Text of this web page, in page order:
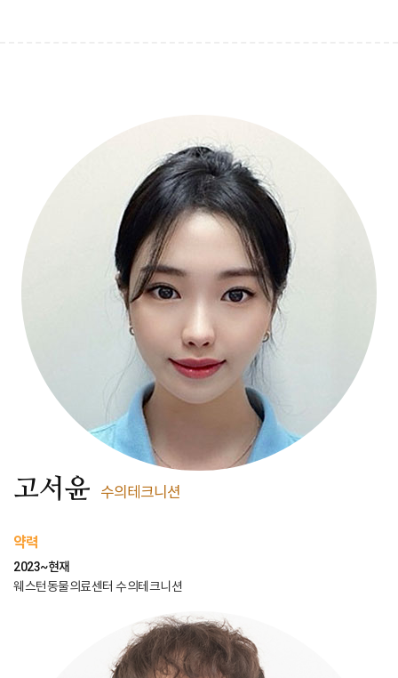
고서윤 수의테크니션
약력
2023~현재
웨스턴동물의료센터 수의테크니션